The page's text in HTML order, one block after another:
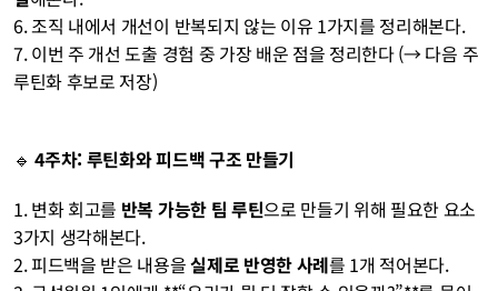
6. 조직 내에서 개선이 반복되지 않는 이유 1가지를 정리해본다.
7. 이번 주 개선 도출 경험 중 가장 배운 점을 정리한다 (→ 다음 주
루틴화 후보로 저장)
🔹 4주차: 루틴화와 피드백 구조 만들기
1. 변화 회고를 반복 가능한 팀 루틴으로 만들기 위해 필요한 요소
3가지 생각해본다.
2. 피드백을 받은 내용을 실제로 반영한 사례를 1개 적어본다.